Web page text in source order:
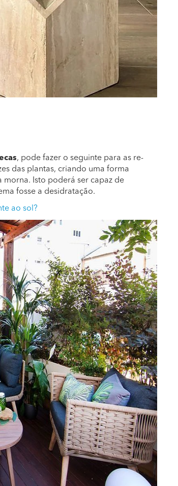
, pode fazer o seguinte para as re-
das plantas, criando uma forma
Isto poderá ser capaz de
fosse a desidratação.
ao sol?